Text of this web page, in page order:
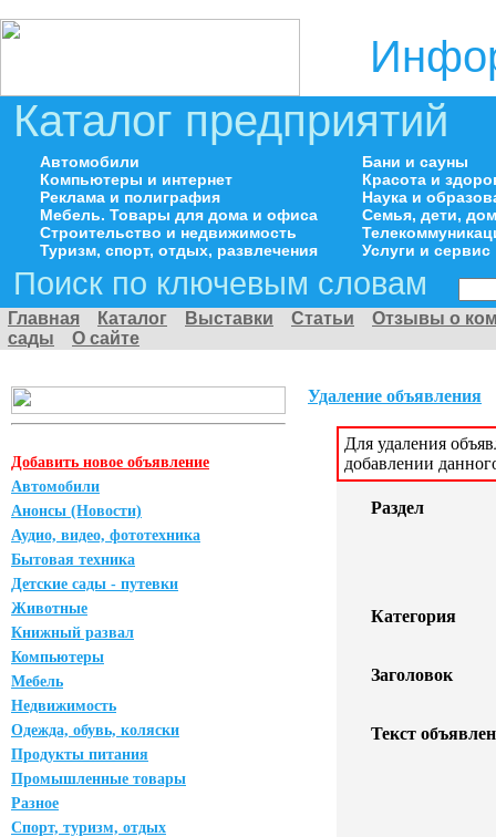
Каталог предприятий
Автомобили
Компьютеры и интернет
Реклама и полиграфия
Мебель. Товары для дома и офиса
Строительство и недвижимость
Туризм, спорт, отдых, развлечения
Бани и сауны
Красота и
Наука и
Семья, дети,
Услуги и сервис
Поиск по ключевым словам
Главная Каталог Выставки Статьи
Отзывы о
сады
О сайте
Добавить новое объявление
Автомобили
Анонсы (Новости)
Аудио, видео, фототехника
Бытовая техника
Детские сады - путевки
Животные
Книжный развал
Компьютеры
Мебель
Недвижимость
Одежда, обувь, коляски
Продукты питания
Промышленные товары
Разное
Спорт, туризм, отдых
Удаление объявления
Для удаления
добавлении
Раздел
Категория
Заголовок
Текст